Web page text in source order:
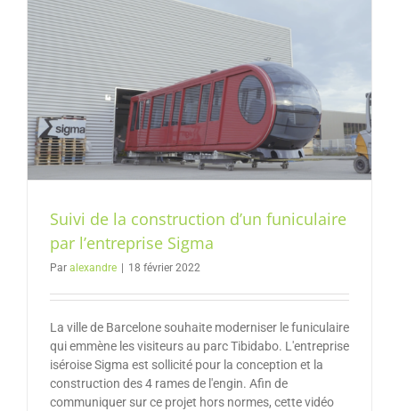
Suivi de la construction d’un funiculaire
par l’entreprise Sigma
Par alexandre 18 février 2022
La ville de Barcelone souhaite moderniser le funiculaire
qui emmène les visiteurs au parc Tibidabo. L'entreprise
iséroise Sigma est sollicité pour la conception et la
construction des 4 rames de l'engin. Afin de
communiquer sur ce projet hors normes, cette vidéo